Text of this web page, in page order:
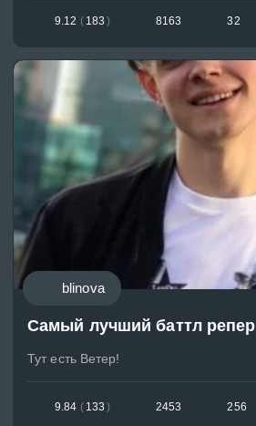
9.12 ( 183 ) 8163 32
blinova
Самый лучший баттл репер
Тут есть Ветер!
9.84 ( 133 ) 2453 256